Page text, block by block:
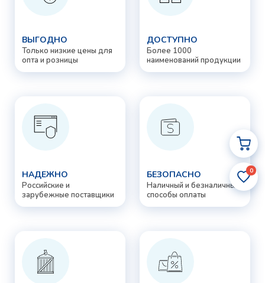
0
ВЫГОДНО
Только низкие цены для
опта и розницы
ДОСТУПНО
Более 1000
наименований продукции
НАДЕЖНО
Российские и
зарубежные поставщики
БЕЗОПАСНО
Наличный и безналичный
способы оплаты